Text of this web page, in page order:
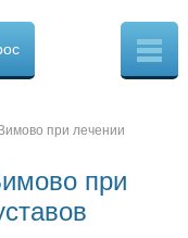
при лечении
при